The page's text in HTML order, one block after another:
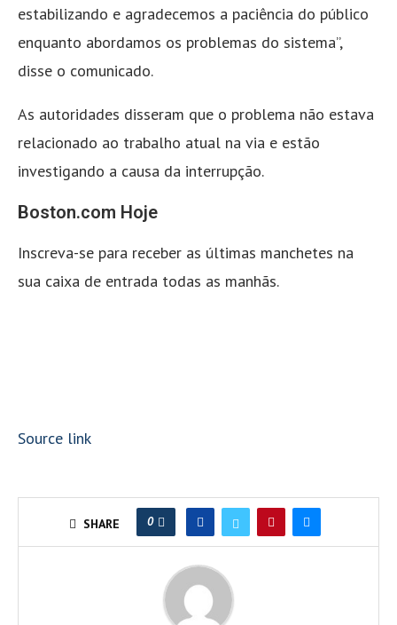
estabilizando e agradecemos a paciência do público
enquanto abordamos os problemas do sistema”,
disse o comunicado.
As autoridades disseram que o problema não estava
relacionado ao trabalho atual na via e estão
investigando a causa da interrupção.
Boston.com Hoje
Inscreva-se para receber as últimas manchetes na
sua caixa de entrada todas as manhãs.
Source link
SHARE 0